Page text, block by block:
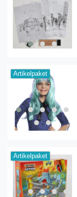
Artikelpaket
Artikelpaket